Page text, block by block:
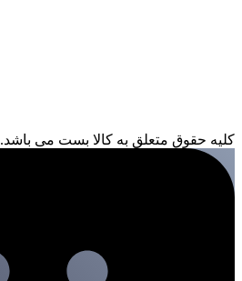
کلیه حقوق متعلق به کالا بست می باشد.